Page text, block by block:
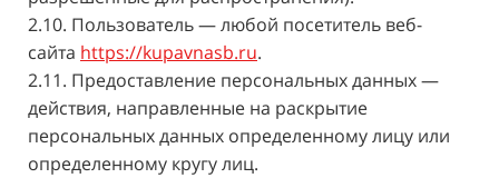
2.10. Пользователь — любой посетитель веб-
сайта https://kupavnasb.ru.
2.11. Предоставление персональных данных —
действия, направленные на раскрытие
персональных данных определенному лицу или
определенному кругу лиц.